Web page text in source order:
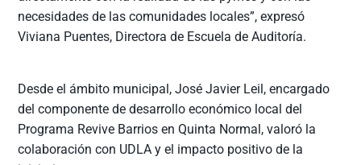
necesidades de las comunidades locales”, expresó
Viviana Puentes, Directora de Escuela de Auditoría.
Desde el ámbito municipal, José Javier Leil, encargado
del componente de desarrollo económico local del
Programa Revive Barrios en Quinta Normal, valoró la
colaboración con UDLA y el impacto positivo de la